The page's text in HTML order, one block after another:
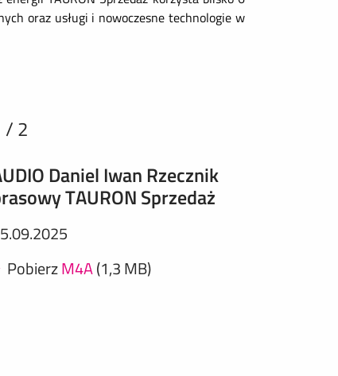
oraz usługi i nowoczesne technologie w
/2
Daniel Iwan Rzecznik
TAURON Sprzedaż
PobierzM4A(1,3 MB)